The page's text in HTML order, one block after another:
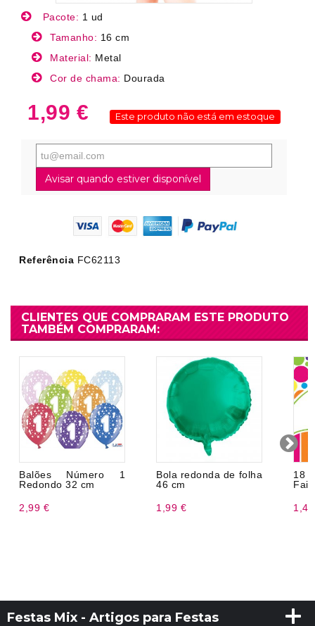
Pacote: 1 ud
Tamanho: 16 cm
Material: Metal
Cor de chama: Dourada
1,99 € Este produto não está em estoque
Avisar quando estiver disponível
Referência FC62113
CLIENTES QUE COMPRARAM ESTE PRODUTO
TAMBÉM COMPRARAM:
Balões Número 1
Redondo 32 cm
2,99 €
Bola redonda de folha
46 cm
1,99 €
18
Festas Mix - Artigos para Festas